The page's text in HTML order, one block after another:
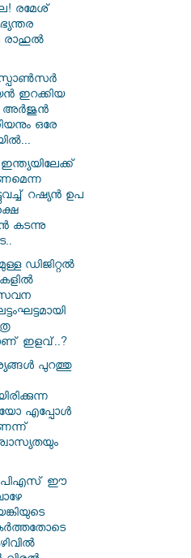
രമേശ്
രാഹുൽ
സ്പോൺസർ
ഇറക്കിയ
അർജുൻ
ഒരേ
റഷ്യൻ ഉപ
കടന്നു
ഡിജിറ്റല്‍
ഇളവ്..?
പുറത്തു
എപ്പോൾ
ഈ